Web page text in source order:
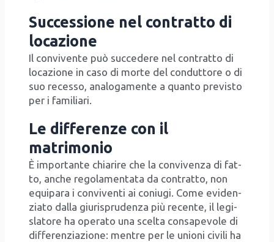
Successione nel contratto di
locazione
Il con­vi­ven­te può suc­ce­de­re nel con­trat­to di
loca­zio­ne in caso di mor­te del con­dut­to­re o di
suo reces­so, ana­lo­ga­men­te a quan­to pre­vi­sto
per i fami­lia­ri.
Le differenze con il
matrimonio
È impor­tan­te chia­ri­re che la con­vi­ven­za di fat­
to, anche rego­la­men­ta­ta da con­trat­to, non
equi­pa­ra i con­vi­ven­ti ai coniu­gi. Come evi­den­
zia­to dal­la giu­ri­spru­den­za più recen­te, il legi­
sla­to­re ha ope­ra­to una scel­ta con­sa­pe­vo­le di
dif­fe­ren­zia­zio­ne: men­tre per le unio­ni civi­li ha